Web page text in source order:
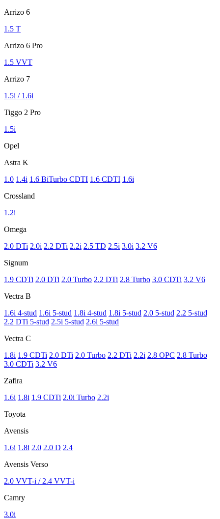
Arrizo 6
1.5 T
Arrizo 6 Pro
1.5 VVT
Arrizo 7
1.5i / 1.6i
Tiggo 2 Pro
1.5i
Opel
Astra K
1.0 1.4i 1.6 BiTurbo CDTI 1.6 CDTI 1.6i
Crossland
1.2i
Omega
2.0 DTi 2.0i 2.2 DTi 2.2i 2.5 TD 2.5i 3.0i 3.2 V6
Signum
1.9 CDTi 2.0 DTi 2.0 Turbo 2.2 DTi 2.8 Turbo 3.0 CDTi 3.2 V6
Vectra B
1.6i 4-stud 1.6i 5-stud 1.8i 4-stud 1.8i 5-stud 2.0 5-stud 2.2 5-stud
2.2 DTi 5-stud 2.5i 5-stud 2.6i 5-stud
Vectra C
1.8i 1.9 CDTi 2.0 DTi 2.0 Turbo 2.2 DTi 2.2i 2.8 OPC 2.8 Turbo
3.0 CDTi 3.2 V6
Zafira
1.6i 1.8i 1.9 CDTi 2.0i Turbo 2.2i
Toyota
Avensis
1.6i 1.8i 2.0 2.0 D 2.4
Avensis Verso
2.0 VVT-i / 2.4 VVT-i
Camry
3.0i